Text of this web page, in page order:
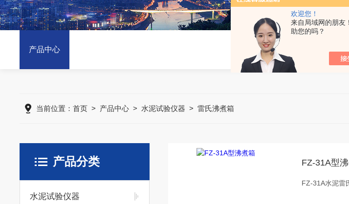
欢迎您！
来自局域网的朋友
助您的吗？
产品中心
当前位置：首页 > 产品中心 > 水泥试验仪器 >雷氏沸煮箱
产品分类
水泥试验仪器
FZ-31A型
FZ-31A水泥雷